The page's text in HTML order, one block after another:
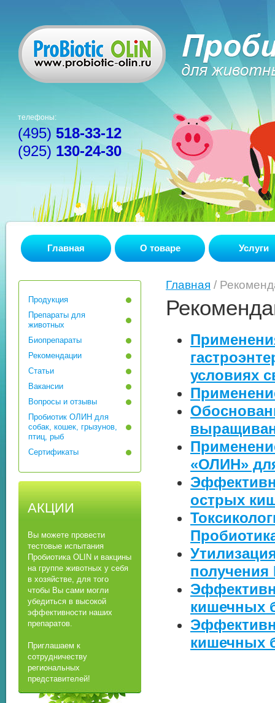
телефоны:
(495) 518-33-12
(925) 130-24-30
Главная О товаре Услуги
Главная /
условиях
«ОЛИН»
острых
кишечных
кишечных
Продукция
Препараты для
животных
Биопрепараты
Рекомендации
Статьи
Вакансии
Вопросы и отзывы
Пробиотик ОЛИН для
собак, кошек, грызунов,
птиц, рыб
Сертификаты
АКЦИИ
Вы можете провести
тестовые испытания
Пробиотика OLIN и вакцины
на группе животных у себя
в хозяйстве, для того
чтобы Вы сами могли
убедиться в высокой
эффективности наших
препаратов.
Приглашаем к
сотрудничеству
региональных
представителей!